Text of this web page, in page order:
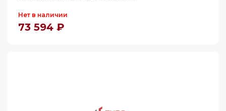
Нет в наличии
73 594 ₽